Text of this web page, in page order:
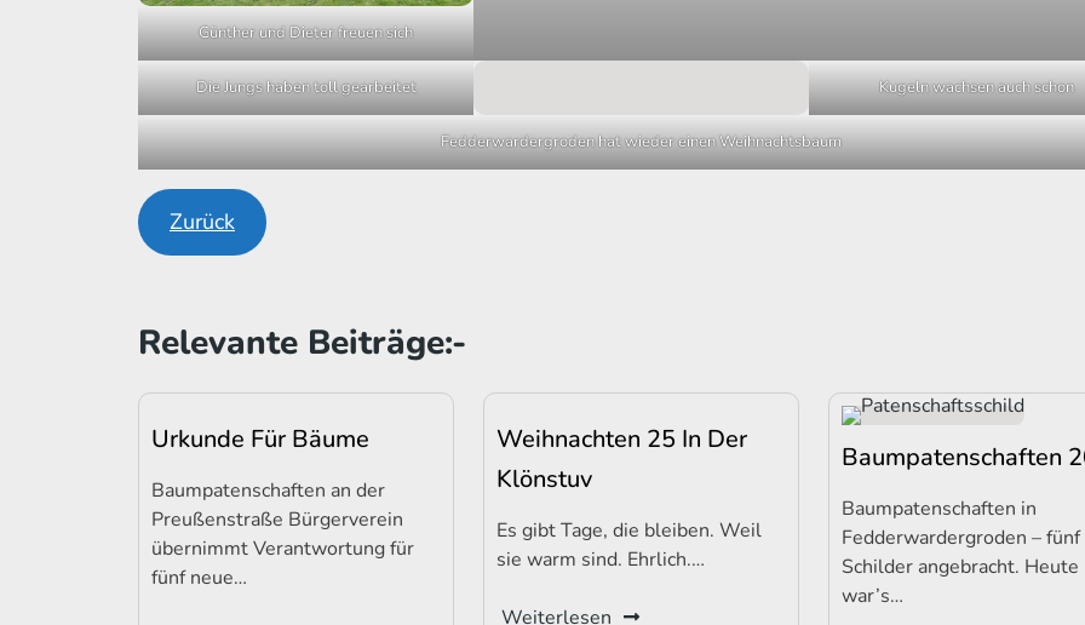
Günther und Dieter freuen sich
Die Jungs haben toll gearbeitet Kugeln wachsen auch schon
Fedderwardergroden hat wieder einen Weihnachtsbaum
Zurück
Relevante Beiträge:-
Urkunde Für Bäume
Baumpatenschaften an der
Preußenstraße Bürgerverein
übernimmt Verantwortung für
fünf neue…
Weihnachten 25 In Der
Klönstuv
Es gibt Tage, die bleiben. Weil
sie warm sind. Ehrlich.…
Weiterlesen
Baumpatenschaften
Baumpatenschaften in
Fedderwardergroden – fünf
Schilder angebracht. Heute
war’s…